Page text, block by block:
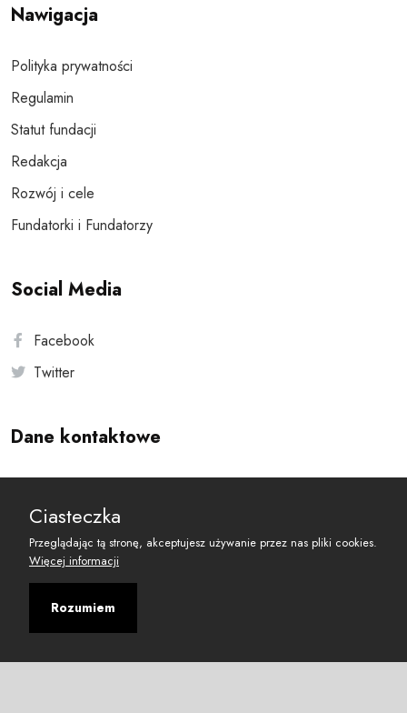
Nawigacja
Polityka prywatności
Regulamin
Statut fundacji
Redakcja
Rozwój i cele
Fundatorki i Fundatorzy
Social Media
Facebook
Twitter
Dane kontaktowe
reset@resetobywatelski.pl
Ciasteczka
Przeglądając tą stronę, akceptujesz używanie przez nas pliki cookies.
Więcej informacji
Rozumiem